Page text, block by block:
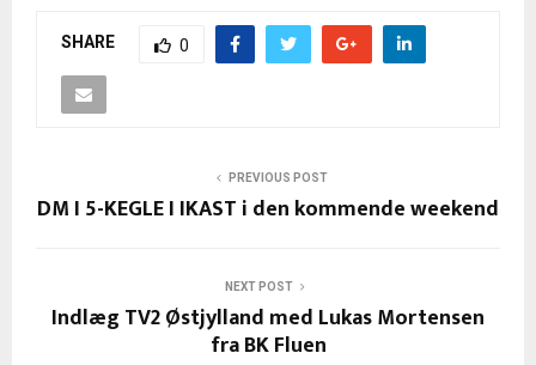
SHARE 0
PREVIOUS POST
DM I 5-KEGLE I IKAST i den kommende weekend
NEXT POST
Indlæg TV2 Østjylland med Lukas Mortensen
fra BK Fluen